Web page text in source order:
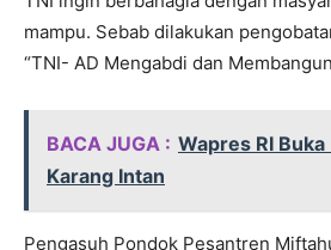
mampu. Sebab dilakukan
“TNI- AD Mengabdi dan
BACA JUGA : Wapres RI
Karang Intan
Pengasuh Pondok Pesantren